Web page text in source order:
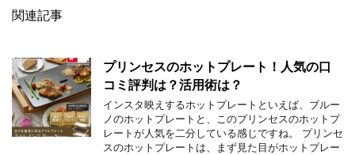
関連記事
プリンセスのホットプレート！人気の口
コミ評判は？活用術は？
インスタ映えするホットプレートといえば、ブルー
ノのホットプレートと、このプリンセスのホットプ
レートが人気を二分している感じですね。 プリンセ
スのホットプレートは、まず見た目がホットプレー